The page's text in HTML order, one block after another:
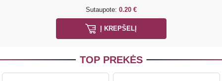
Sutaupote: 0.20 €
Į KREPŠELĮ
TOP PREKĖS